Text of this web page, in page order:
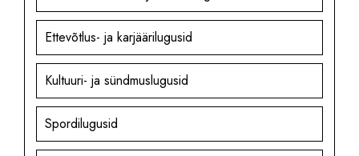
Ettevõtlus- ja karjäärilugusid
Kultuuri- ja sündmuslugusid
Spordilugusid